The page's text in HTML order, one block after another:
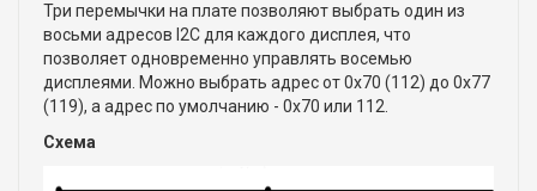
Три перемычки на плате позволяют выбрать один из
восьми адресов I2C для каждого дисплея, что
позволяет одновременно управлять восемью
дисплеями. Можно выбрать адрес от 0x70 (112) до 0x77
(119), а адрес по умолчанию - 0x70 или 112.
Схема